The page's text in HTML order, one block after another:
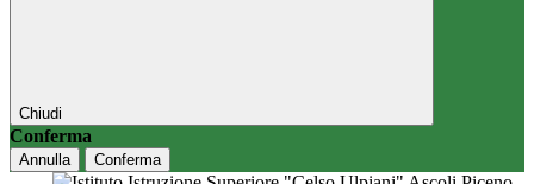
Chiudi
Conferma
Annulla Conferma